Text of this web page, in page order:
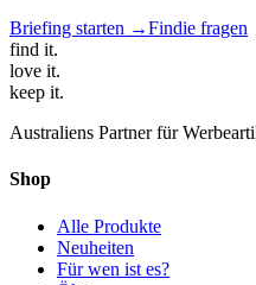
Briefing starten →Findie fragen
find it.
love it.
keep it.
Australiens Partner für
Shop
Alle Produkte
Neuheiten
Für wen ist es?